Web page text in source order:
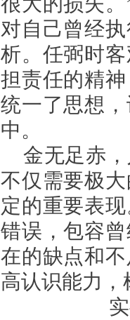
对自己曾经
析。任弼时
担责任的精
统一了思想
中。
金无足赤
不仅需要极
定的重要表
错误，包容
在的缺点和
高认识能力